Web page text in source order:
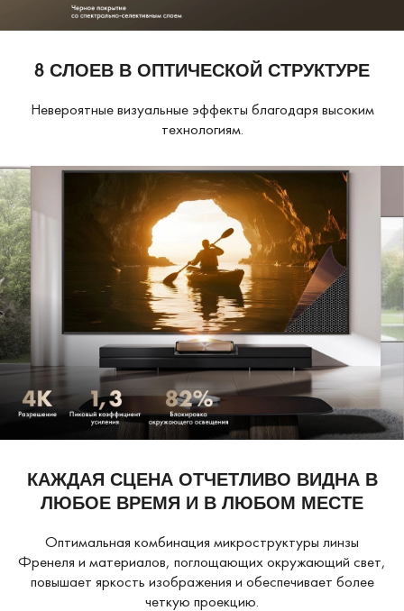
8 СЛОЕВ В ОПТИЧЕСКОЙ СТРУКТУРЕ
Невероятные визуальные эффекты благодаря высоким
технологиям.
КАЖДАЯ СЦЕНА ОТЧЕТЛИВО ВИДНА В
ЛЮБОЕ ВРЕМЯ И В ЛЮБОМ МЕСТЕ
Оптимальная комбинация микроструктуры линзы
Френеля и материалов, поглощающих окружающий свет,
повышает яркость изображения и обеспечивает более
четкую проекцию.